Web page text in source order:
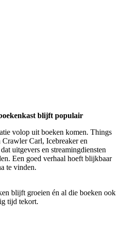
blijft populair
volop uit boeken komen. Things
Carl, Icebreaker en
uitgevers en streamingdiensten
Een goed verhaal hoeft blijkbaar
te vinden.
blijft groeien én al die boeken ook
tijd tekort.